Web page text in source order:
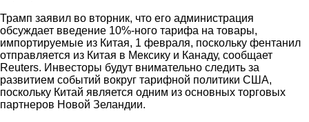
Трамп заявил во вторник, что его администрация
обсуждает введение 10%-ного тарифа на товары,
импортируемые из Китая, 1 февраля, поскольку фентанил
отправляется из Китая в Мексику и Канаду, сообщает
Reuters. Инвесторы будут внимательно следить за
развитием событий вокруг тарифной политики США,
поскольку Китай является одним из основных торговых
партнеров Новой Зеландии.